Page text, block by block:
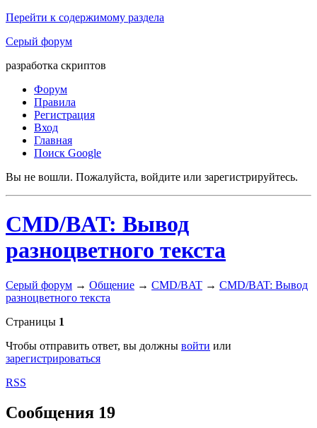
Перейти к содержимому раздела
Серый форум
разработка скриптов
Форум
Правила
Регистрация
Вход
Главная
Поиск Google
Вы не вошли. Пожалуйста, войдите или зарегистрируйтесь.
CMD/BAT: Вывод
разноцветного текста
Серый форум → Общение → CMD/BAT → CMD/BAT: Вывод
разноцветного текста
Страницы 1
Чтобы отправить ответ, вы должны войти или
зарегистрироваться
RSS
Сообщения 19